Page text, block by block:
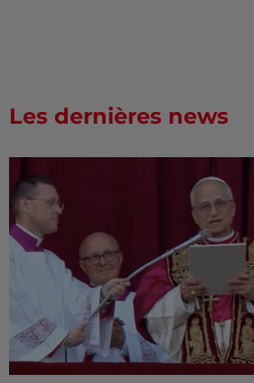
Les dernières news